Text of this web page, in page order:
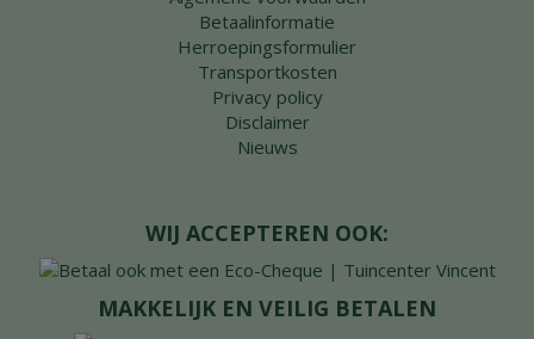
Betaalinformatie
Herroepingsformulier
Transportkosten
Privacy policy
Disclaimer
Nieuws
WIJ ACCEPTEREN OOK:
MAKKELIJK EN VEILIG BETALEN